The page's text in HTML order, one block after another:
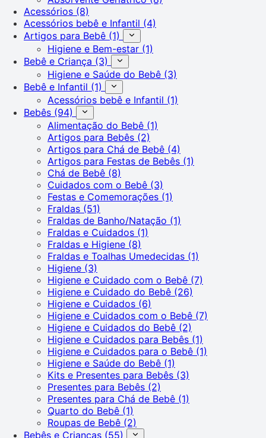
Acessórios (8)
Acessórios bebê e Infantil (4)
Artigos para Bebê (1)
Higiene e Bem-estar (1)
Bebê e Criança (3)
Higiene e Saúde do Bebê (3)
Bebê e Infantil (1)
Acessórios bebê e Infantil (1)
Bebês (94)
Alimentação do Bebê (1)
Artigos para Bebês (2)
Artigos para Chá de Bebê (4)
Artigos para Festas de Bebês (1)
Chá de Bebê (8)
Cuidados com o Bebê (3)
Festas e Comemorações (1)
Fraldas (51)
Fraldas de Banho/Natação (1)
Fraldas e Cuidados (1)
Fraldas e Higiene (8)
Fraldas e Toalhas Umedecidas (1)
Higiene (3)
Higiene e Cuidado com o Bebê (7)
Higiene e Cuidado do Bebê (26)
Higiene e Cuidados (6)
Higiene e Cuidados com o Bebê (7)
Higiene e Cuidados do Bebê (2)
Higiene e Cuidados para Bebês (1)
Higiene e Cuidados para o Bebê (1)
Higiene e Saúde do Bebê (1)
Kits e Presentes para Bebês (3)
Presentes para Bebês (2)
Presentes para Chá de Bebê (1)
Quarto do Bebê (1)
Roupas de Bebê (2)
Bebês e Crianças (55)